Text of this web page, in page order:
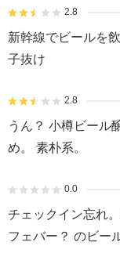
2.8
新幹線でビールを
子抜け
2.8
うん？ 小樽ビール
め。 素朴系。
0.0
チェックイン忘れ
フェバー？ のビー